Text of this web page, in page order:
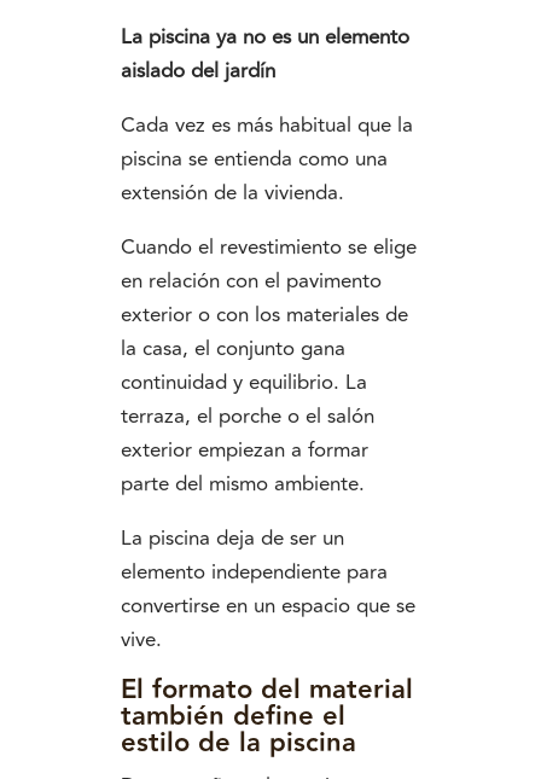
La piscina ya no es un elemento
aislado del jardín
Cada vez es más habitual que la
piscina se entienda como una
extensión de la vivienda.
Cuando el revestimiento se elige
en relación con el pavimento
exterior o con los materiales de
la casa, el conjunto gana
continuidad y equilibrio. La
terraza, el porche o el salón
exterior empiezan a formar
parte del mismo ambiente.
La piscina deja de ser un
elemento independiente para
convertirse en un espacio que se
vive.
El formato del material
también define el
estilo de la piscina